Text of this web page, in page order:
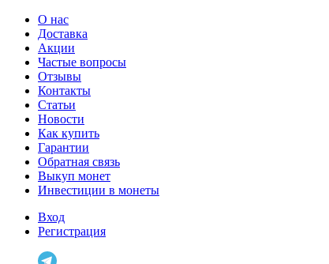
О нас
Доставка
Акции
Частые вопросы
Отзывы
Контакты
Статьи
Новости
Как купить
Гарантии
Обратная связь
Выкуп монет
Инвестиции в монеты
Вход
Регистрация